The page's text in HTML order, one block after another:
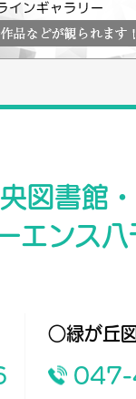
図書館・
エンス
○緑が丘